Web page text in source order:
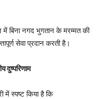
बिना नगद भुगतान के मरम्मत की
सेवा प्रदान करती है।
दुष्परिणाम
में स्पष्ट किया है कि